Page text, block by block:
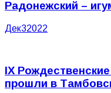
Радонежский –
Дек32022
IX
прошли в